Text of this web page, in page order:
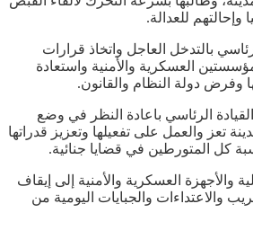
وإحالتهم للعدالة.
بالتدخل العاجل واتخاذ قرارات
العسكرية والأمنية واستعادة
وفرض دولة النظام والقانون.
الرئاسي باعادة النظر في وضع
تعز والعمل على تفعيلها وتعزيز قدراتها
كل المتورطين في قضايا جنائية.
والأجهزة العسكرية والأمنية إلى إيقاف
والاعتداءات والجبايات اليومية من